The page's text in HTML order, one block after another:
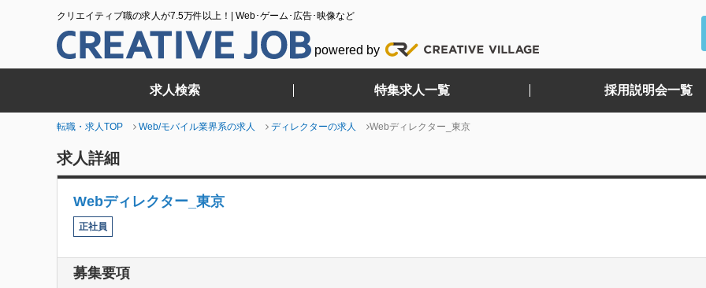
クリエイティブ職の求人が7.5万件以上！| Web･ゲーム･広告･映像など
powered by
求人検索 特集求人一覧 採用説明会一覧
転職・求人TOP Web/モバイル業界系の求人 ディレクターの求人 Webディレクター_東京
求人詳細
Webディレクター_東京
正社員
募集要項